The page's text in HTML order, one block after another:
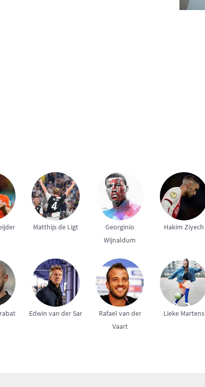
Matthijs de Ligt
Georginio
Wijnaldum
Hakim Ziyech
Edwin van der Sar
Rafael van der
Vaart
Lieke Martens